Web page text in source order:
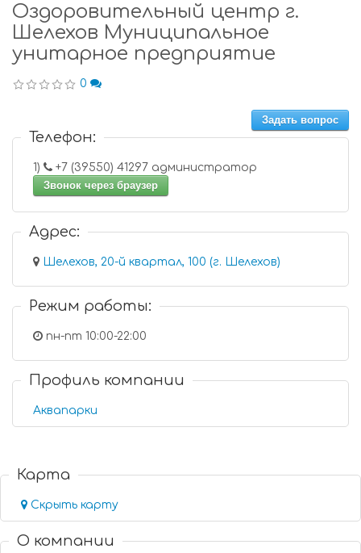
Оздоровительный центр г.
Шелехов Муниципальное
унитарное предприятие
0
Задать вопрос
Телефон:
1)
+7 (39550) 41297 администратор
Звонок через браузер
Адрес:
Шелехов, 20-й квартал, 100 (г. Шелехов)
Режим работы:
пн-пт 10:00-22:00
Профиль компании
Аквапарки
Карта
Скрыть карту
О компании